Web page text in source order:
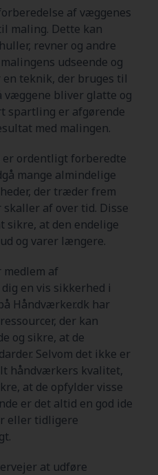
af væggenes
maling. Dette kan
revner og andre
udseende og
teknik, der bruges til
væggene bliver glatte og
spartling er afgørende
med malingen.
er ordentligt forberedte
mange almindelige
der træder frem
af over tid. Disse
sikre, at den endelige
og varer længere.
medlem af
en vis sikkerhed i
Håndværker.dk har
der kan
og sikre, at de
Selvom det ikke er
håndværkers kvalitet,
at de opfylder visse
er det altid en god ide
eller tidligere
at udføre